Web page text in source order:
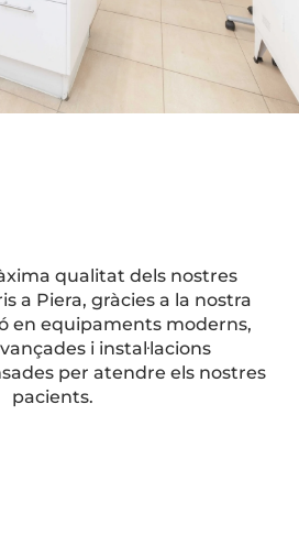
qualitat dels nostres
a Piera, gràcies a la nostra
en equipaments moderns,
i instal·lacions
per atendre els nostres
pacients.